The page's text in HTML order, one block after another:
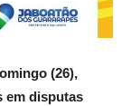
(26),
em disputas